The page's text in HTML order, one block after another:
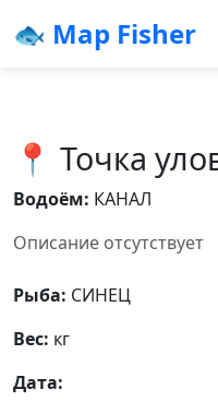
🐟 Map Fisher
📍 Точка
Водоём: КАНАЛ
Описание отсутствует
Рыба: СИНЕЦ
Вес: кг
Дата: